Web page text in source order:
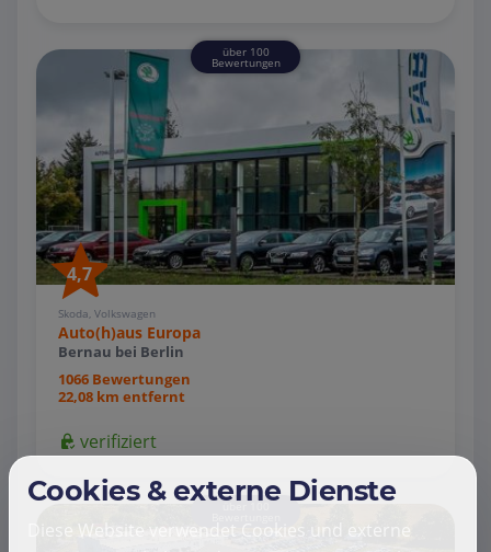
über 100
Bewertungen
4,7
Skoda, Volkswagen
Auto(h)aus Europa
Bernau bei Berlin
1066 Bewertungen
22,08 km entfernt
verifiziert
über 100
Cookies & externe Dienste
Diese Website verwendet Cookies und externe